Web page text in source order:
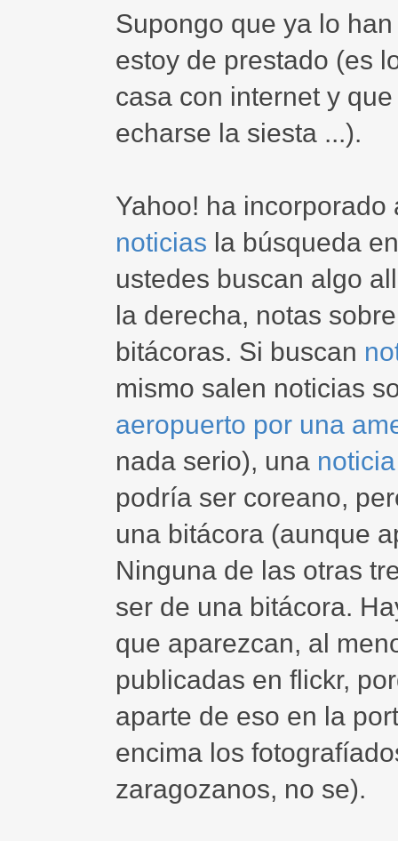
Supongo que ya lo
estoy de prestado (es
casa con internet y
echarse la siesta ...).
Yahoo! ha
noticias la búsqueda
ustedes buscan algo
la derecha, notas
bitácoras. Si buscan
mismo salen noticias
aeropuerto por una
nada serio), una noticia
podría ser coreano,
una bitácora (aunque
Ninguna de las otras
ser de una bitácora.
que aparezcan, al
publicadas en flickr,
aparte de eso en la
encima los
zaragozanos, no se).